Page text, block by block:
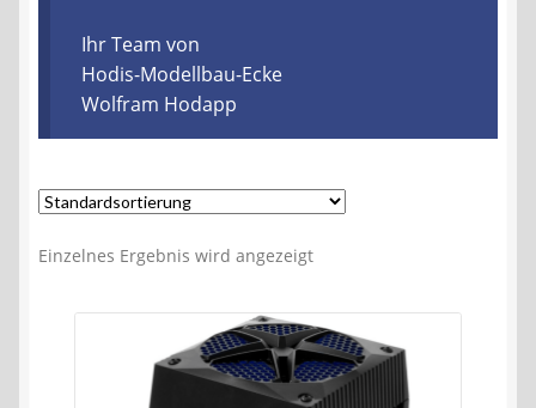
KontaktIhr Team von
Hodis-Modellbau-Ecke
Wolfram Hodapp
Einzelnes Ergebnis wird angezeigt